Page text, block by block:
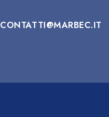
CONTATTI@MARBEC.IT